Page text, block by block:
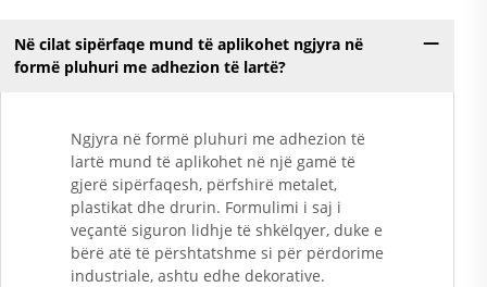
Në cilat sipërfaqe mund të aplikohet ngjyra në
formë pluhuri me adhezion të lartë?
Ngjyra në formë pluhuri me adhezion të
lartë mund të aplikohet në një gamë të
gjerë sipërfaqesh, përfshirë metalet,
plastikat dhe drurin. Formulimi i saj i
veçantë siguron lidhje të shkëlqyer, duke e
bërë atë të përshtatshme si për përdorime
industriale, ashtu edhe dekorative.